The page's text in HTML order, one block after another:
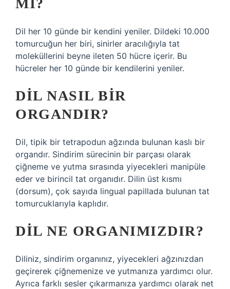
MI?
Dil her 10 günde bir kendini yeniler. Dildeki 10.000
tomurcuğun her biri, sinirler aracılığıyla tat
moleküllerini beyne ileten 50 hücre içerir. Bu
hücreler her 10 günde bir kendilerini yeniler.
DIL NASIL BIR
ORGANDIR?
Dil, tipik bir tetrapodun ağzında bulunan kaslı bir
organdır. Sindirim sürecinin bir parçası olarak
çiğneme ve yutma sırasında yiyecekleri manipüle
eder ve birincil tat organıdır. Dilin üst kısmı
(dorsum), çok sayıda lingual papillada bulunan tat
tomurcuklarıyla kaplıdır.
DIL NE ORGANIMIZDIR?
Diliniz, sindirim organınız, yiyecekleri ağzınızdan
geçirerek çiğnemenize ve yutmanıza yardımcı olur.
Ayrıca farklı sesler çıkarmanıza yardımcı olarak net